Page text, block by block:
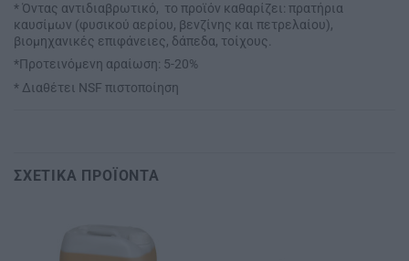
* Όντας αντιδιαβρωτικό, το προϊόν καθαρίζει: πρατήρια
καυσίμων (φυσικού αερίου, βενζίνης και πετρελαίου),
βιομηχανικές επιφάνειες, δάπεδα, τοίχους.
*Προτεινόμενη αραίωση: 5-20%
* Διαθέτει NSF πιστοποίηση
ΣΧΕΤΙΚΆ ΠΡΟΪΌΝΤΑ